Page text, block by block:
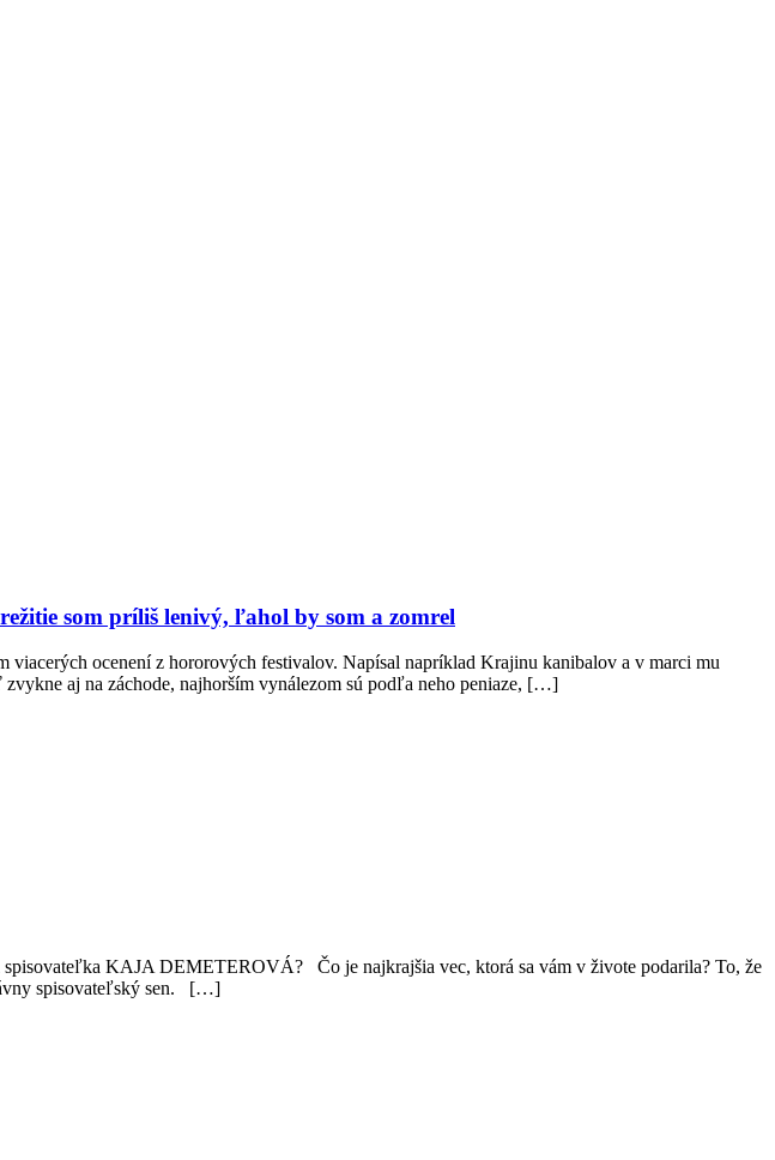
som príliš lenivý, ľahol by som a zomrel
ocenení z hororových festivalov. Napísal napríklad Krajinu kanibalov a v marci mu
aj na záchode, najhorším vynálezom sú podľa neho peniaze, […]
KAJA DEMETEROVÁ? Čo je najkrajšia vec, ktorá sa vám v živote podarila? To, že
spisovateľský sen. […]